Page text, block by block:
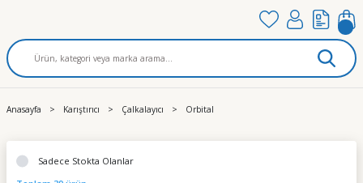
Anasayfa Karıştırıcı Çalkalayıcı Orbital
Sadece Stokta Olanlar